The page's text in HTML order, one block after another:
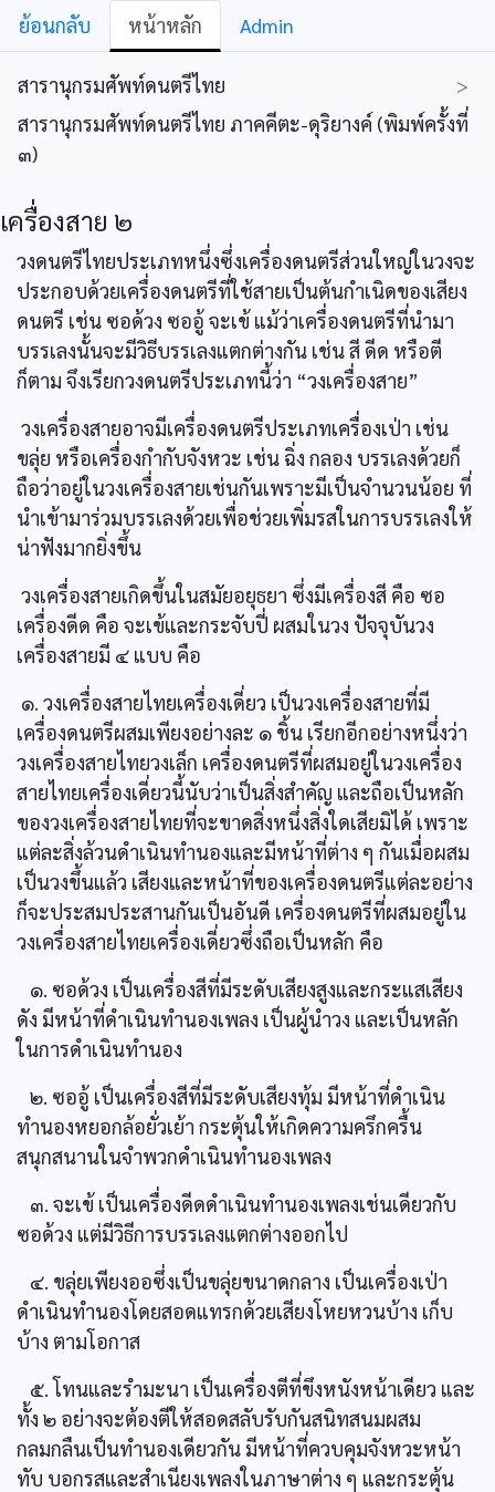
ย้อนกลับ หน้าหลัก Admin
สารานุกรมศัพท์ดนตรีไทย
>
สารานุกรมศัพท์ดนตรีไทย ภาคคีตะ-ดุริยางค์ (พิมพ์ครั้งที่
๓)
เครื่องสาย ๒
วงดนตรีไทยประเภทหนึ่งซึ่งเครื่องดนตรีส่วนใหญ่ในวงจะ
ประกอบด้วยเครื่องดนตรีที่ใช้สายเป็นต้นกำเนิดของเสียง
ดนตรี เช่น ซอด้วง ซออู้ จะเข้ แม้ว่าเครื่องดนตรีที่นำมา
บรรเลงนั้นจะมีวิธีบรรเลงแตกต่างกัน เช่น สี ดีด หรือตี
ก็ตาม จึงเรียกวงดนตรีประเภทนี้ว่า “วงเครื่องสาย”
วงเครื่องสายอาจมีเครื่องดนตรีประเภทเครื่องเป่า เช่น
ขลุ่ย หรือเครื่องกำกับจังหวะ เช่น ฉิ่ง กลอง บรรเลงด้วยก็
ถือว่าอยู่ในวงเครื่องสายเช่นกันเพราะมีเป็นจำนวนน้อย ที่
นำเข้ามาร่วมบรรเลงด้วยเพื่อช่วยเพิ่มรสในการบรรเลงให้
น่าฟังมากยิ่งขึ้น
วงเครื่องสายเกิดขึ้นในสมัยอยุธยา ซึ่งมีเครื่องสี คือ ซอ
เครื่องดีด คือ จะเข้และกระจับปี่ ผสมในวง ปัจจุบันวง
เครื่องสายมี ๔ แบบ คือ
๑. วงเครื่องสายไทยเครื่องเดี่ยว เป็นวงเครื่องสายที่มี
เครื่องดนตรีผสมเพียงอย่างละ ๑ ชิ้น เรียกอีกอย่างหนึ่งว่า
วงเครื่องสายไทยวงเล็ก เครื่องดนตรีที่ผสมอยู่ในวงเครื่อง
สายไทยเครื่องเดี่ยวนี้นับว่าเป็นสิ่งสำคัญ และถือเป็นหลัก
ของวงเครื่องสายไทยที่จะขาดสิ่งหนึ่งสิ่งใดเสียมิได้ เพราะ
แต่ละสิ่งล้วนดำเนินทำนองและมีหน้าที่ต่าง ๆ กันเมื่อผสม
เป็นวงขึ้นแล้ว เสียงและหน้าที่ของเครื่องดนตรีแต่ละอย่าง
ก็จะประสมประสานกันเป็นอันดี เครื่องดนตรีที่ผสมอยู่ใน
วงเครื่องสายไทยเครื่องเดี่ยวซึ่งถือเป็นหลัก คือ
๑. ซอด้วง เป็นเครื่องสีที่มีระดับเสียงสูงและกระแสเสียง
ดัง มีหน้าที่ดำเนินทำนองเพลง เป็นผู้นำวง และเป็นหลัก
ในการดำเนินทำนอง
๒. ซออู้ เป็นเครื่องสีที่มีระดับเสียงทุ้ม มีหน้าที่ดำเนิน
ทำนองหยอกล้อยั่วเย้า กระตุ้นให้เกิดความครึกครื้น
สนุกสนานในจำพวกดำเนินทำนองเพลง
๓. จะเข้ เป็นเครื่องดีดดำเนินทำนองเพลงเช่นเดียวกับ
ซอด้วง แต่มีวิธีการบรรเลงแตกต่างออกไป
๔. ขลุ่ยเพียงออซึ่งเป็นขลุ่ยขนาดกลาง เป็นเครื่องเป่า
ดำเนินทำนองโดยสอดแทรกด้วยเสียงโหยหวนบ้าง เก็บ
บ้าง ตามโอกาส
๕. โทนและรำมะนา เป็นเครื่องตีที่ขึงหนังหน้าเดียว และ
ทั้ง ๒ อย่างจะต้องตีให้สอดสลับรับกันสนิทสนมผสม
กลมกลืนเป็นทำนองเดียวกัน มีหน้าที่ควบคุมจังหวะหน้า
ทับ บอกรสและสำเนียงเพลงในภาษาต่าง ๆ และกระตุ้น